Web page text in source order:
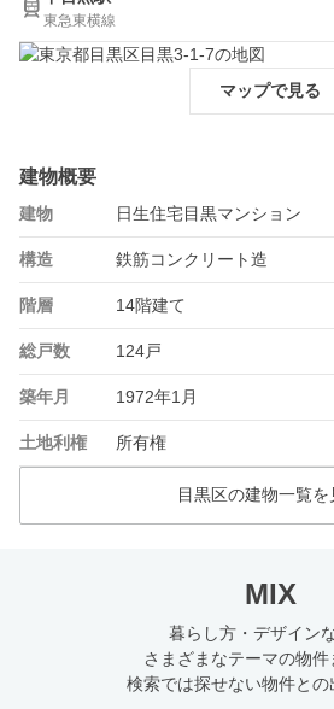
東急東横線
マップで見る
建物概要
建物 日生住宅目黒マンション
構造 鉄筋コンクリート造
階層 14階建て
総戸数 124戸
築年月 1972年1月
土地利権 所有権
目黒区の建物一覧を
MIX
暮らし方・デザインな
さまざまなテーマの物件
検索では探せない物件との